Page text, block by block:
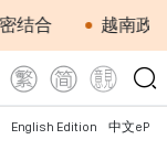
越南政府总理黎明
English Edition 中文